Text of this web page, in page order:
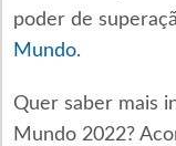
poder de
Mundo.
Quer saber mais
Mundo 2022?